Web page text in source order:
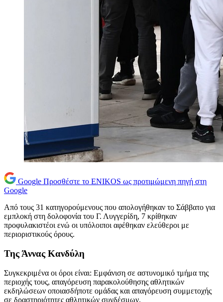
Google Προσθέστε το ENIKOS ως προτιμώμενη πηγή στη
Google
Από τους 31 κατηγορούμενους που απολογήθηκαν το Σάββατο για
εμπλοκή στη δολοφονία του Γ. Λυγγερίδη, 7 κρίθηκαν
προφυλακιστέοι ενώ οι υπόλοιποι αφέθηκαν ελεύθεροι με
περιοριστικούς όρους.
Της Άννας Κανδύλη
Συγκεκριμένα οι όροι είναι: Εμφάνιση σε αστυνομικό τμήμα της
περιοχής τους, απαγόρευση παρακολούθησης αθλητικών
εκδηλώσεων οποιασδήποτε ομάδας και απαγόρευση συμμετοχής
σε δραστηριότητες αθλητικών συνδέσμων.